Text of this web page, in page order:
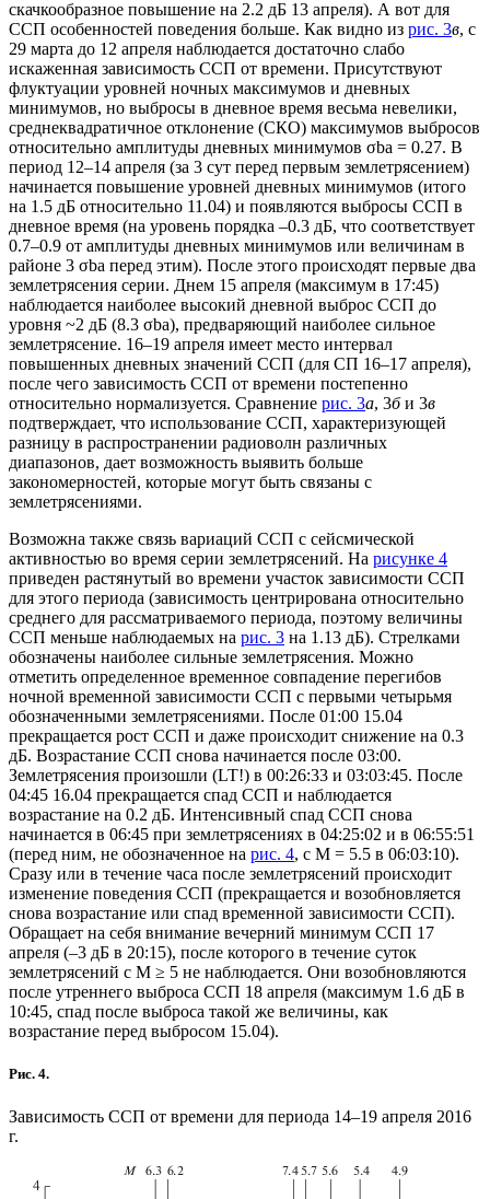
скачкообразное повышение на 2.2 дБ 13 апреля). А вот для
ССП особенностей поведения больше. Как видно из рис. 3в, с
29 марта до 12 апреля наблюдается достаточно слабо
искаженная зависимость ССП от времени. Присутствуют
флуктуации уровней ночных максимумов и дневных
минимумов, но выбросы в дневное время весьма невелики,
среднеквадратичное отклонение (СКО) максимумов выбросов
относительно амплитуды дневных минимумов σba = 0.27. В
период 12–14 апреля (за 3 сут перед первым землетрясением)
начинается повышение уровней дневных минимумов (итого
на 1.5 дБ относительно 11.04) и появляются выбросы ССП в
дневное время (на уровень порядка –0.3 дБ, что соответствует
0.7–0.9 от амплитуды дневных минимумов или величинам в
районе 3 σba перед этим). После этого происходят первые два
землетрясения серии. Днем 15 апреля (максимум в 17:45)
наблюдается наиболее высокий дневной выброс ССП до
уровня ~2 дБ (8.3 σba), предваряющий наиболее сильное
землетрясение. 16–19 апреля имеет место интервал
повышенных дневных значений ССП (для СП 16–17 апреля),
после чего зависимость ССП от времени постепенно
относительно нормализуется. Сравнение рис. 3а, 3би 3в
подтверждает, что использование ССП, характеризующей
разницу в распространении радиоволн различных
диапазонов, дает возможность выявить больше
закономерностей, которые могут быть связаны с
землетрясениями.
Возможна также связь вариаций ССП с сейсмической
активностью во время серии землетрясений. На рисунке 4
приведен растянутый во времени участок зависимости ССП
для этого периода (зависимость центрирована относительно
среднего для рассматриваемого периода, поэтому величины
ССП меньше наблюдаемых на рис. 3 на 1.13 дБ). Стрелками
обозначены наиболее сильные землетрясения. Можно
отметить определенное временное совпадение перегибов
ночной временной зависимости ССП с первыми четырьмя
обозначенными землетрясениями. После 01:00 15.04
прекращается рост ССП и даже происходит снижение на 0.3
дБ. Возрастание ССП снова начинается после 03:00.
Землетрясения произошли (LT!) в 00:26:33 и 03:03:45. После
04:45 16.04 прекращается спад ССП и наблюдается
возрастание на 0.2 дБ. Интенсивный спад ССП снова
начинается в 06:45 при землетрясениях в 04:25:02 и в 06:55:51
(перед ним, не обозначенное на рис. 4, с М = 5.5 в 06:03:10).
Сразу или в течение часа после землетрясений происходит
изменение поведения ССП (прекращается и возобновляется
снова возрастание или спад временной зависимости ССП).
Обращает на себя внимание вечерний минимум ССП 17
апреля (–3 дБ в 20:15), после которого в течение суток
землетрясений с М ≥ 5 не наблюдается. Они возобновляются
после утреннего выброса ССП 18 апреля (максимум 1.6 дБ в
10:45, спад после выброса такой же величины, как
возрастание перед выбросом 15.04).
Рис. 4.
Зависимость ССП от времени для периода 14–19 апреля 2016
г.